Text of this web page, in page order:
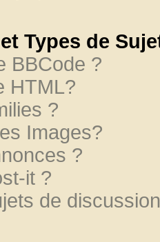
Types de
BBCode ?
HTML?
?
Images?
?
it ?
de